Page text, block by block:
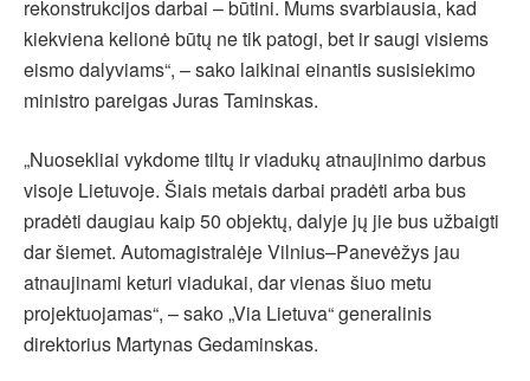
rekonstrukcijos darbai – būtini. Mums svarbiausia, kad
kiekviena kelionė būtų ne tik patogi, bet ir saugi visiems
eismo dalyviams“, – sako laikinai einantis susisiekimo
ministro pareigas Juras Taminskas.
„Nuosekliai vykdome tiltų ir viadukų atnaujinimo darbus
visoje Lietuvoje. Šiais metais darbai pradėti arba bus
pradėti daugiau kaip 50 objektų, dalyje jų jie bus užbaigti
dar šiemet. Automagistralėje Vilnius–Panevėžys jau
atnaujinami keturi viadukai, dar vienas šiuo metu
projektuojamas“, – sako „Via Lietuva“ generalinis
direktorius Martynas Gedaminskas.